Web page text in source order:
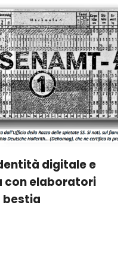
digitale e
con elaboratori
bestia